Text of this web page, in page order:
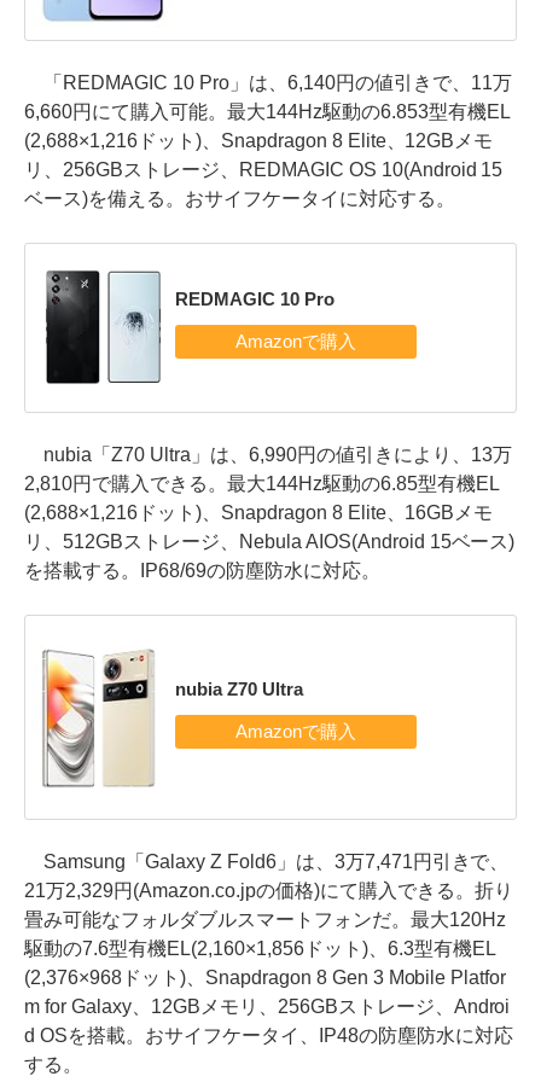
「REDMAGIC 10 Pro」は、6,140円の値引きで、11万
6,660円にて購入可能。最大144Hz駆動の6.853型有機EL
(2,688×1,216ドット)、Snapdragon 8 Elite、12GBメモ
リ、256GBストレージ、REDMAGIC OS 10(Android 15
ベース)を備える。おサイフケータイに対応する。
REDMAGIC 10 Pro
nubia「Z70 Ultra」は、6,990円の値引きにより、13万
2,810円で購入できる。最大144Hz駆動の6.85型有機EL
(2,688×1,216ドット)、Snapdragon 8 Elite、16GBメモ
リ、512GBストレージ、Nebula AIOS(Android 15ベース)
を搭載する。IP68/69の防塵防水に対応。
nubia Z70 Ultra
Samsung「Galaxy Z Fold6」は、3万7,471円引きで、
21万2,329円(Amazon.co.jpの価格)にて購入できる。折り
畳み可能なフォルダブルスマートフォンだ。最大120Hz
駆動の7.6型有機EL(2,160×1,856ドット)、6.3型有機EL
(2,376×968ドット)、Snapdragon 8 Gen 3 Mobile Platfor
m for Galaxy、12GBメモリ、256GBストレージ、Androi
d OSを搭載。おサイフケータイ、IP48の防塵防水に対応
する。